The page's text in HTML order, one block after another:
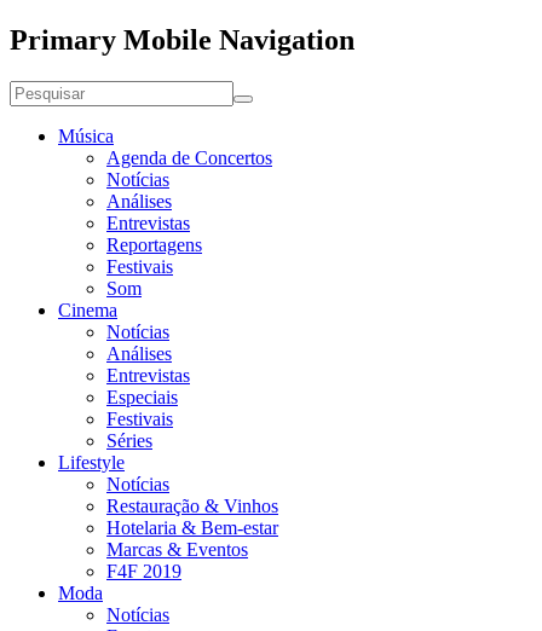
Primary Mobile Navigation
Música
Agenda de Concertos
Notícias
Análises
Entrevistas
Reportagens
Festivais
Som
Cinema
Notícias
Análises
Entrevistas
Especiais
Festivais
Séries
Lifestyle
Notícias
Restauração & Vinhos
Hotelaria & Bem-estar
Marcas & Eventos
F4F 2019
Moda
Notícias